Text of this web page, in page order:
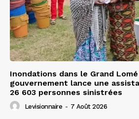
Inondations dans le Grand
gouvernement lance une
26 603 personnes sinistrées
Levisionnaire - 7 Août 2026